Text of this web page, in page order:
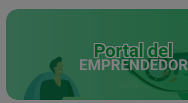
Portal del
EMPRENDEDOR